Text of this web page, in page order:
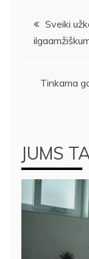
tarp
įrašų
Sveiki
Tinkama
JUMS